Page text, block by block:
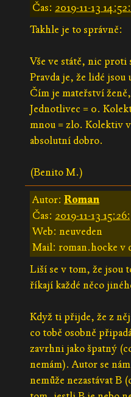
Čas: 2019-11-13
Takhle je to správně:
Vše ve státě, nic proti
Pravda je, že lidé jsou
Čím je mateřství
Jednotlivec = 0.
mnou = zlo. Kolektiv
absolutní dobro.
(Benito M.)
Autor: Roman
Čas: 2019-11-13
Web: neuveden
Mail: roman.hocke v
Liší se v tom, že jsou
říkají každé něco
Když ti přijde, že z
co tobě osobně
zavrhni jako špatný
nemám). Autor se
nemůže nezastávat